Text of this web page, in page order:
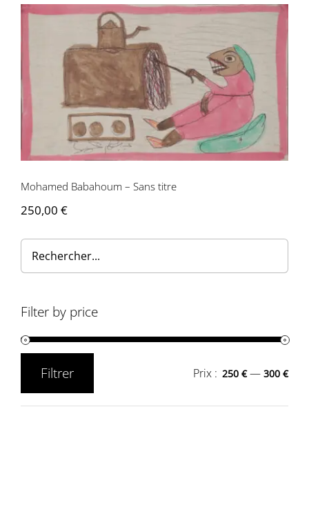
Mohamed Babahoum – Sans titre
Mohamed Babahoum – Sans titre
250,00 €
Filter by price
Filtrer Prix : 250 €—300 €